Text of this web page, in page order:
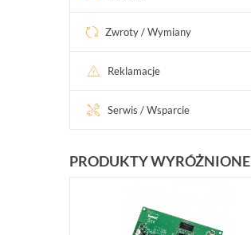
Zwroty / Wymiany
Reklamacje
Serwis / Wsparcie
PRODUKTY WYRÓŻNIONE